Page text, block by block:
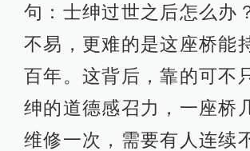
句：士绅过世之后怎么办
不易，更难的是这座桥能
百年。这背后，靠的可不
绅的道德感召力，一座桥
维修一次，需要有人连续